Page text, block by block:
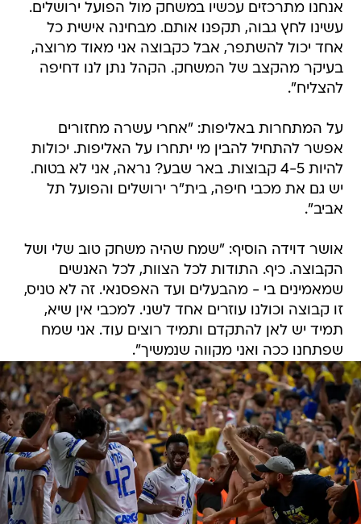
אנחנו מתרכזים עכשיו במשחק מול הפועל ירושלים.
עשינו לחץ גבוה, תקפנו אותם. מבחינה אישית כל
אחד יכול להשתפר, אבל כקבוצה אני מאוד מרוצה,
בעיקר מהקצב של המשחק. הקהל נתן לנו דחיפה
להצליח".
על המתחרות באליפות: "אחרי עשרה מחזורים
אפשר להתחיל להבין מי יתחרו על האליפות. יכולות
להיות 4-5 קבוצות. באר שבע? נראה, אני לא בטוח.
יש גם את מכבי חיפה, בית"ר ירושלים והפועל תל
אביב".
אושר דוידה הוסיף: "שמח שהיה משחק טוב שלי ושל
הקבוצה. כיף. התודות לכל הצוות, לכל האנשים
שמאמינים בי - מהבעלים ועד האפסנאי. זה לא טניס,
זו קבוצה וכולנו עוזרים אחד לשני. למכבי אין שיא,
תמיד יש לאן להתקדם ותמיד רוצים עוד. אני שמח
שפתחנו ככה ואני מקווה שנמשיך".